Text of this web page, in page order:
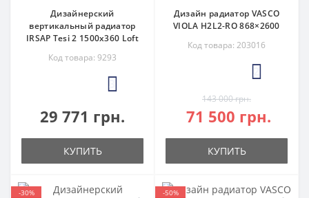
Дизайнерский
вертикальный радиатор
IRSAP Tesi 2 1500x360 Loft
Код товара: 9293
3
29 771 грн.
КУПИТЬ
Дизайн радиатор VASCO
VIOLA H2L2-RO 868×2600
Код товара: 203016
143 000 грн.
71 500 грн.
КУПИТЬ
-30%
-50%